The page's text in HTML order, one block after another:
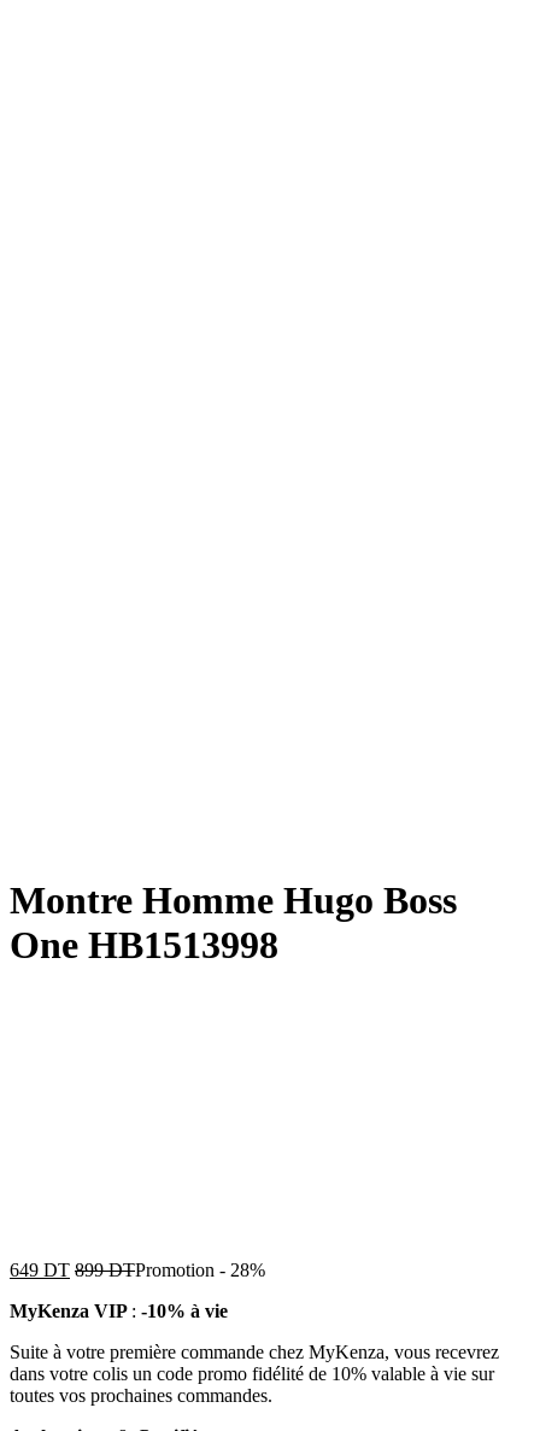
Montre Homme Hugo Boss
One HB1513998
649 DT 899DTPromotion - 28%
MyKenza VIP : -10% à vie
Suite à votre première commande chez MyKenza, vous recevrez
dans votre colis un code promo fidélité de 10% valable à vie sur
toutes vos prochaines commandes.